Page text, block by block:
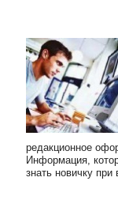
редакционное
Информация,
знать новичку при